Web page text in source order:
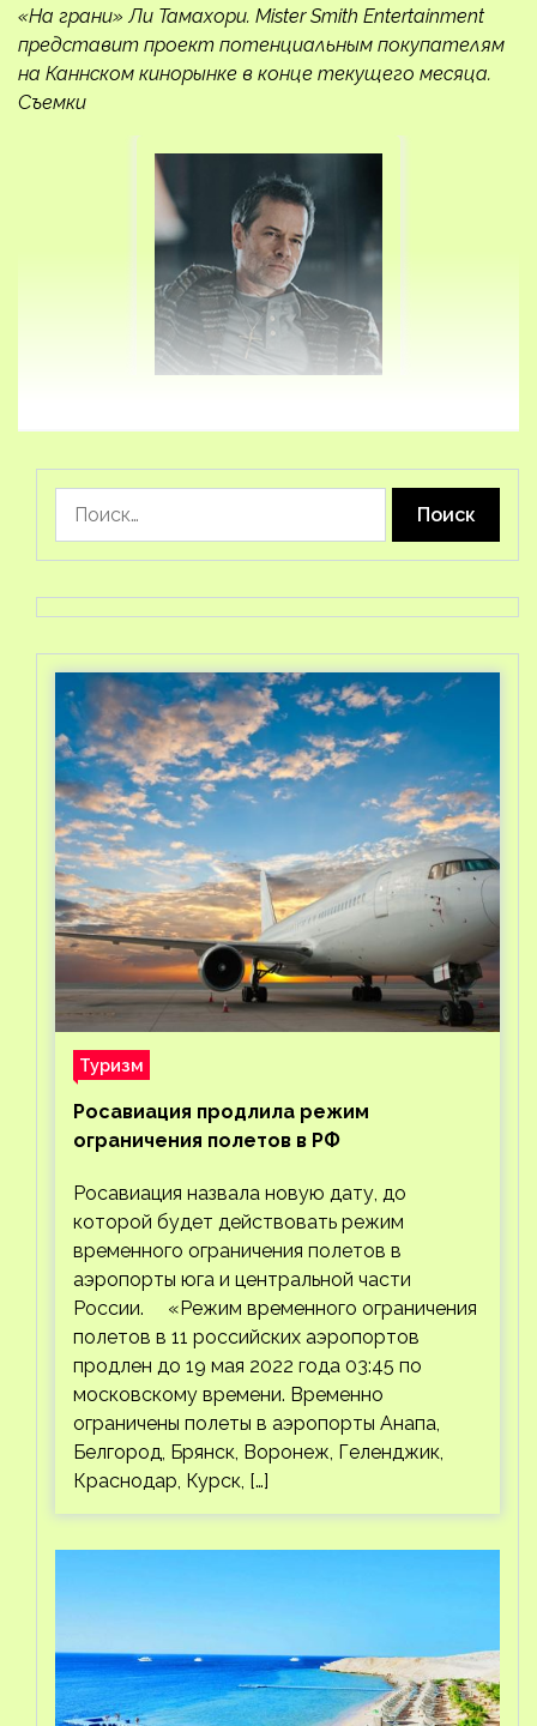
«На грани» Ли Тамахори. Mister Smith Entertainment
представит проект потенциальным покупателям
на Каннском кинорынке в конце текущего месяца.
Съемки
Туризм
Росавиация продлила режим
ограничения полетов в РФ
Росавиация назвала новую дату, до
которой будет действовать режим
временного ограничения полетов в
аэропорты юга и центральной части
России. «Режим временного ограничения
полетов в 11 российских аэропортов
продлен до 19 мая 2022 года 03:45 по
московскому времени. Временно
ограничены полеты в аэропорты Анапа,
Белгород, Брянск, Воронеж, Геленджик,
Краснодар, Курск, […]